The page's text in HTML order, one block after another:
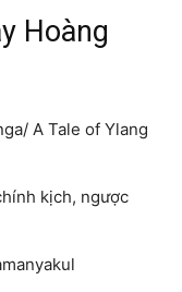
Hoàng
A Tale of Ylang
kịch, ngược